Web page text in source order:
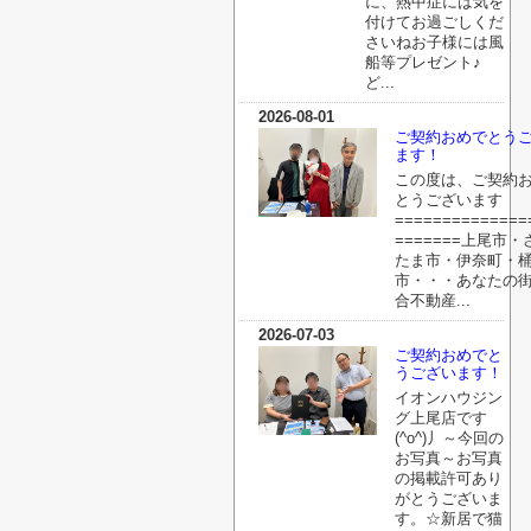
付けてお過ごしくだ
さいねお子様には風
船等プレゼント♪
ど...
2026-08-01
ご契約おめでとう
ます！
この度は、ご契約
とうございます
=======上尾市・
たま市・伊奈町・桶
市・・・あなたの
合不動産...
2026-07-03
ご契約おめでと
うございます！
イオンハウジン
グ上尾店です
(^o^)丿～今回の
お写真～お写真
の掲載許可あり
がとうございま
す。☆新居で猫